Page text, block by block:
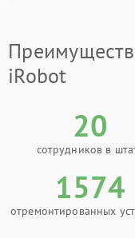
iRobot
20
сотрудников в
1574
отремонтированных